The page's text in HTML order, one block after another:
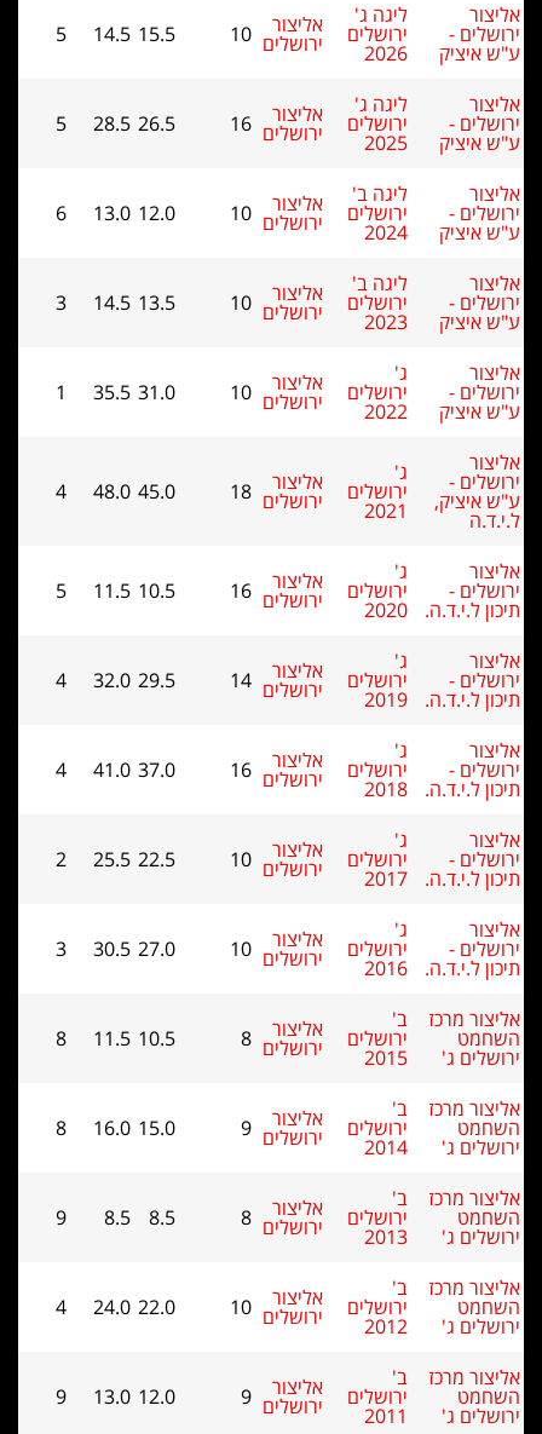
-
איציק
ליגה ג'
ירושלים
2026
אליצור
ירושלים 10
15.5
14.5
-
איציק
ליגה ג'
ירושלים
2025
אליצור
ירושלים 16
26.5
28.5
-
איציק
ליגה ב'
ירושלים
2024
אליצור
ירושלים 10
12.0
13.0
-
איציק
ליגה ב'
ירושלים
2023
אליצור
ירושלים 10
13.5
14.5
-
איציק
ירושלים
2022
אליצור
ירושלים 10
31.0
35.5
-
איציק, ירושלים
2021
אליצור
ירושלים 18
45.0
48.0
-
ל.י.ד.ה.
ירושלים
2020
אליצור
ירושלים 16
10.5
11.5
-
ל.י.ד.ה.
ירושלים
2019
אליצור
ירושלים 14
29.5
32.0
-
ל.י.ד.ה.
ירושלים
2018
אליצור
ירושלים 16
37.0
41.0
-
ל.י.ד.ה.
ירושלים
2017
אליצור
ירושלים 10
22.5
25.5
-
ל.י.ד.ה.
ירושלים
2016
אליצור
ירושלים 10
27.0
30.5
מרכז
ג'
ב'
ירושלים
2015
אליצור
ירושלים 8
10.5
11.5
מרכז
ג'
ב'
ירושלים
2014
אליצור
ירושלים 9
15.0
16.0
מרכז
ג'
ב'
ירושלים
2013
אליצור
ירושלים 8
8.5
8.5
מרכז
ג'
ב'
ירושלים
2012
אליצור
ירושלים 10
22.0
24.0
מרכז
ג'
ב'
ירושלים
2011
אליצור
ירושלים 9
12.0
13.0